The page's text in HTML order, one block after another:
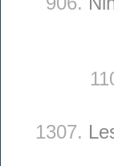
1307.